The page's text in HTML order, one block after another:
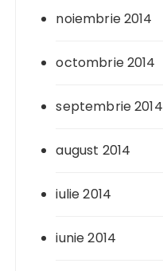
noiembrie 2014
octombrie 2014
septembrie 2014
august 2014
iulie 2014
iunie 2014